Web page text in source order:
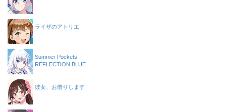
ライザのアトリエ
Summer Pockets
REFLECTION BLUE
彼女、お借りします